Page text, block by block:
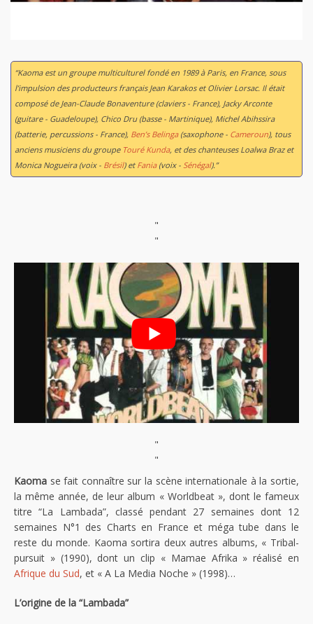
“Kaoma est un groupe multiculturel fondé en 1989 à Paris, en France, sous
l’impulsion des producteurs français Jean Karakos et Olivier Lorsac. Il était
composé de Jean-Claude Bonaventure (claviers - France), Jacky Arconte
(guitare - Guadeloupe), Chico Dru (basse - Martinique), Michel Abihssira
(batterie, percussions - France), Ben’s Belinga(saxophone - Cameroun), tous
anciens musiciens du groupe Touré Kunda, et des chanteuses Loalwa Braz et
Monica Nogueira (voix - Brésil) et Fania(voix - Sénégal).”
"
"
"
"
Kaoma se fait connaître sur la scène internationale à la sortie,
la même année, de leur album « Worldbeat », dont le fameux
titre “La Lambada”, classé pendant 27 semaines dont 12
semaines N°1 des Charts en France et méga tube dans le
reste du monde. Kaoma sortira deux autres albums, « Tribal-
pursuit » (1990), dont un clip « Mamae Afrika » réalisé en
Afrique du Sud, et « A La Media Noche » (1998)…
L’origine de la “Lambada”